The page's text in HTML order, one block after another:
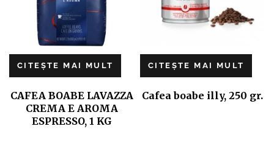
CITEȘTE MAI MULT
CAFEA BOABE LAVAZZA
CREMA E AROMA
ESPRESSO, 1 KG
CITEȘTE MAI MULT
Cafea boabe illy, 250 gr.